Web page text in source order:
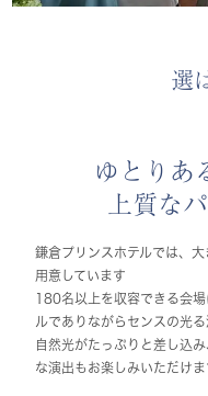
選
ゆとりあ
上質な
鎌倉プリンスホテルでは、
用意しています
180名以上を収容できる会
ルでありながらセンスの光る
自然光がたっぷりと差し込
な演出もお楽しみいただけま